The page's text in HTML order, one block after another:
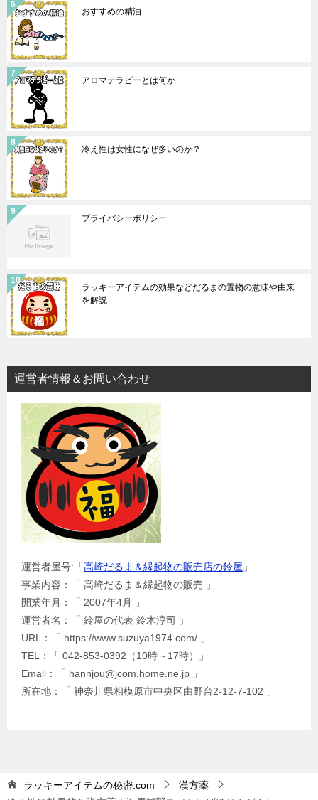
おすすめの精油
アロマテラピーとは何か
冷え性は女性になぜ多いのか？
プライバシーポリシー
ラッキーアイテムの効果などだるまの置物の意味や由来
を解説
運営者情報＆お問い合わせ
運営者屋号:「 高崎だるま＆縁起物の販売店の鈴屋 」
事業内容：「 高崎だるま＆縁起物の販売 」
開業年月：「 2007年4月 」
運営者名：「 鈴屋の代表 鈴木淳司 」
URL：「 https://www.suzuya1974.com/ 」
TEL：「 042-853-0392（10時～17時）」
Email：「 hannjou@jcom.home.ne.jp 」
所在地：「 神奈川県相模原市中央区由野台2-12-7-102 」
ラッキーアイテムの秘密.com
漢方薬